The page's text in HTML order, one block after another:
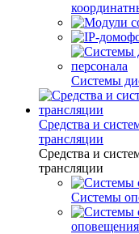
Системы
Средства и
трансляции
Средства и
трансляции
Системы